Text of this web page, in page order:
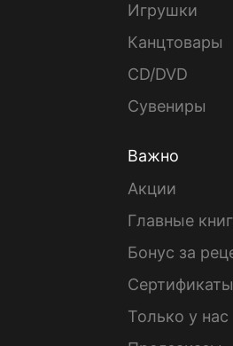
Игрушки
Канцтовары
CD/DVD
Сувениры
Важно
Акции
Главные
Бонус за
Сертификаты
Только у нас